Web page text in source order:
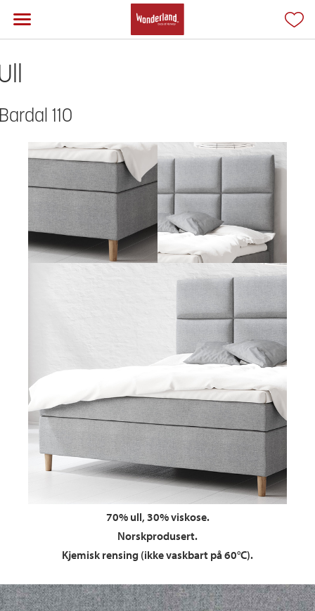
110
70% ull, 30% viskose.
Norskprodusert.
Kjemisk rensing (ikke vaskbart på 60°C).